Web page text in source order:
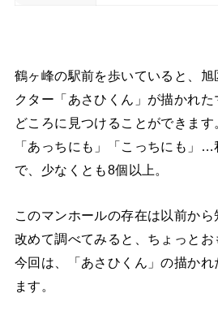
鶴ヶ峰の駅前を歩いていると、
クター「あさひくん」が描かれ
どころに見つけることができます
「あっちにも」「こっちにも」
で、少なくとも8個以上。
このマンホールの存在は以前から
改めて調べてみると、ちょっとお
今回は、「あさひくん」の描かれ
ます。